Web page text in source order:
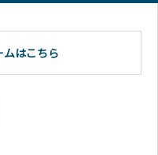
ムはこちら